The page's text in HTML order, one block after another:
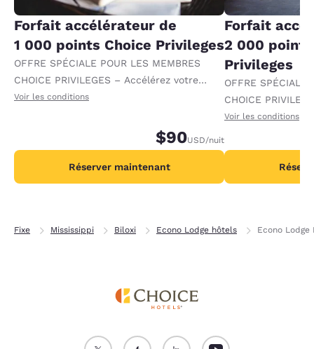
Forfait accélérateur de
1 000 points Choice Privileges
OFFRE SPÉCIALE POUR LES MEMBRES
CHOICE PRIVILEGES – Accélérez votre
progression vers des récompenses en
Voir les conditions
$90USD/nuit
Réserver maintenant
Forfait
2 000
Privileges
OFFRE SPÉCIALE
CHOICE
progression vers
par nuit.
Voir les conditions
Fixe Mississippi Biloxi Econo Lodge hôtels Econo Lodge